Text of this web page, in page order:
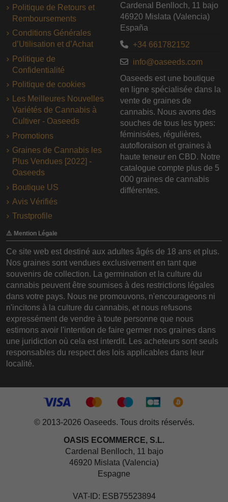
Politique de Retours et
Remboursements
Conditions Générales
d’Utilisation et d’Achat
Politique de
Confidentialité
Politique de cookies
Les Meilleures Nouvelles
Variétés de Cannabis à
Cultiver - Oaseeds
Promotions
Graines de Cannabis les
Plus Vendues [2022] -
Oaseeds
Boutique US
Avis Vérifiés
Trustprofile
Cardenal Benlloch, 11 bajo
46920 Mislata (Valencia)
España
+34 661782152
info@oaseeds.com
Oaseeds est une boutique
en ligne spécialisée dans la
vente de graines de
cannabis. Nous avons des
souches de tous les types:
féminisées, régulières,
autofloraison et graines à
haute teneur en CBD. Notre
catalogue compte plus de 5
000 graines de cannabis
différentes.
⚠️ Mention Légale
Ce site web est destiné aux adultes âgés de 18 ans et plus.
Nos graines sont vendues exclusivement en tant que
souvenirs de collection. La germination et la culture du
cannabis peuvent être soumises à des restrictions légales
dans votre pays. Nous ne promouvons, n'encourageons ni
n'incitons à la culture du cannabis, et nous refusons
expressément de vendre à toute personne que nous
estimons avoir l'intention de faire germer nos graines dans
une juridiction où cela est interdit. Les acheteurs sont seuls
responsables du respect des lois applicables dans leur
localité.
© 2013-2026 Oaseeds. Tous droits réservés.
OASIS ECOMMERCE, S.L.
Cardenal Benlloch, 11 bajo
46920 Mislata (Valencia)
Espagne
VAT-ID: ESB75523894